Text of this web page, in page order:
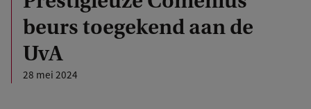
beurs toegekend aan de
UvA
28 mei 2024